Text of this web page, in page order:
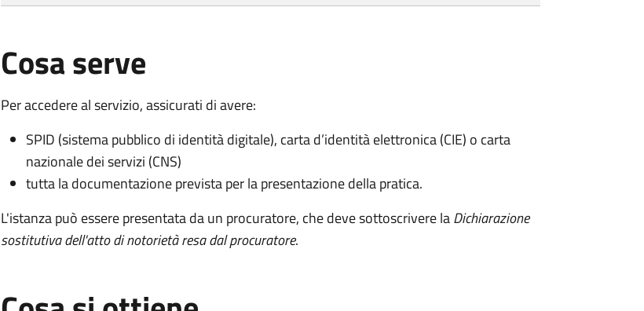
Cosa serve
Per accedere al servizio, assicurati di avere:
SPID (sistema pubblico di identità digitale), carta d’identità elettronica (CIE) o carta
nazionale dei servizi (CNS)
tutta la documentazione prevista per la presentazione della pratica.
L'istanza può essere presentata da un procuratore, che deve sottoscrivere laDichiarazione
sostitutiva dell'atto di notorietà resa dal procuratore.